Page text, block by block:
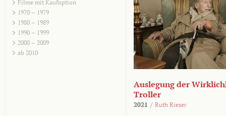
Filme mit Kaufoption
1970 – 1979
1980 – 1989
1990 – 1999
2000 – 2009
ab 2010
Auslegung der
Troller
2021 / Ruth Rieser